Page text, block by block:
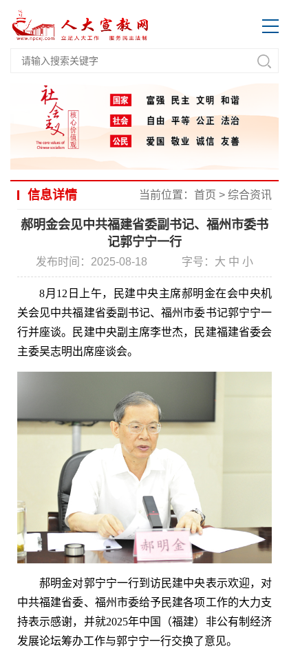
信息详情 当前位置： 首页 > 综合资讯
郝明金会见中共福建省委副书记、福州市委书
记郭宁宁一行
发布时间：2025-08-18 字号： 大 中 小
8月12日上午，民建中央主席郝明金在会中央机
关会见中共福建省委副书记、福州市委书记郭宁宁一
行并座谈。民建中央副主席李世杰，民建福建省委会
主委吴志明出席座谈会。
郝明金对郭宁宁一行到访民建中央表示欢迎，对
中共福建省委、福州市委给予民建各项工作的大力支
持表示感谢，并就2025年中国（福建）非公有制经济
发展论坛筹办工作与郭宁宁一行交换了意见。